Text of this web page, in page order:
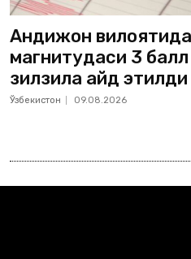
Андижон вилоятида
магнитудаси 3 балл
зилзила қайд этилди
Ўзбекистон 09.08.2026